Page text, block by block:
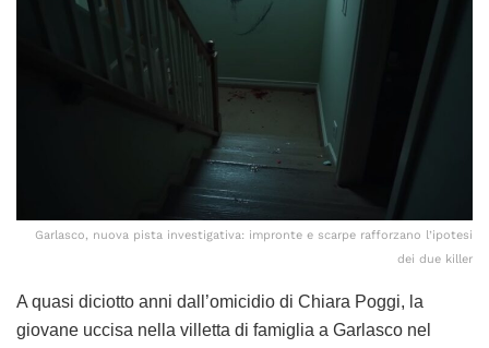
Garlasco, nuova pista investigativa: impronte e scarpe rafforzano l’ipotesi
dei due killer
A quasi diciotto anni dall’omicidio di Chiara Poggi, la
giovane uccisa nella villetta di famiglia a Garlasco nel